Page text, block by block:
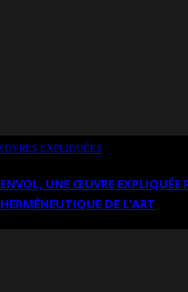
EXPLIQUÉES
UNE ŒUVRE EXPLIQUÉE
DE L’ART